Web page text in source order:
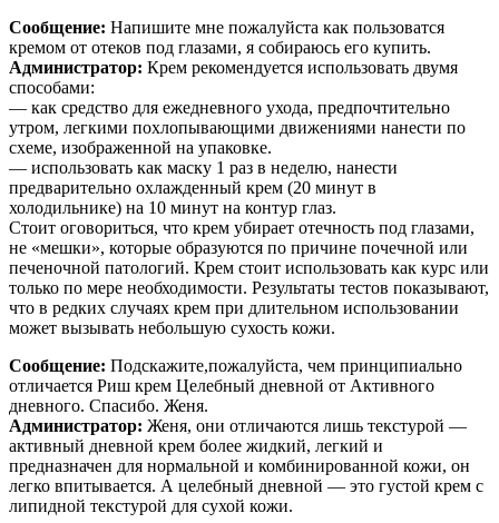
Сообщение: Напишите мне пожалуйста как пользоватся
кремом от отеков под глазами, я собираюсь его купить.
Администратор: Крем рекомендуется использовать двумя
способами:
— как средство для ежедневного ухода, предпочтительно
утром, легкими похлопывающими движениями нанести по
схеме, изображенной на упаковке.
— использовать как маску 1 раз в неделю, нанести
предварительно охлажденный крем (20 минут в
холодильнике) на 10 минут на контур глаз.
Стоит оговориться, что крем убирает отечность под глазами,
не «мешки», которые образуются по причине почечной или
печеночной патологий. Крем стоит использовать как курс или
только по мере необходимости. Результаты тестов показывают,
что в редких случаях крем при длительном использовании
может вызывать небольшую сухость кожи.
Сообщение: Подскажите,пожалуйста, чем принципиально
отличается Риш крем Целебный дневной от Активного
дневного. Спасибо. Женя.
Администратор: Женя, они отличаются лишь текстурой —
активный дневной крем более жидкий, легкий и
предназначен для нормальной и комбинированной кожи, он
легко впитывается. А целебный дневной — это густой крем с
липидной текстурой для сухой кожи.